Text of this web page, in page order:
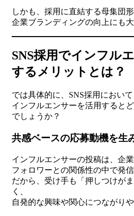
しかも、採用に直結する母集団
企業ブランディングの向上にも
SNS採用でインフル
するメリットとは？
では具体的に、SNS採用において
インフルエンサーを活用すると
でしょうか？
共感ベースの応募動機を生
インフルエンサーの投稿は、企
フォロワーとの関係性の中で発信
だから、受け手も「押しつけが
く、
自発的な興味や関心につながりや